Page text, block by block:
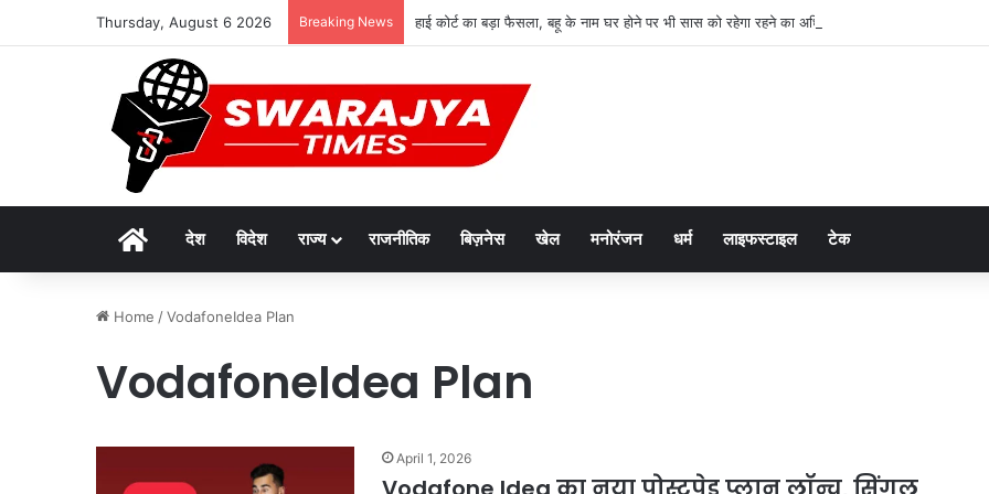
Thursday, August 6 2026 Breaking News हाई कोर्ट का बड़ा फैसला, बहू के नाम घर होने पर भी सास को रहेगा रहने का अधिकार
Homeदेश विदेश राज्य राजनीतिक बिज़नेस खेल मनोरंजन धर्म लाइफस्टाइल टेक
Home /VodafoneIdea Plan
VodafoneIdea Plan
April 1, 2026